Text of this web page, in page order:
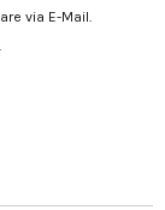
via E-Mail.